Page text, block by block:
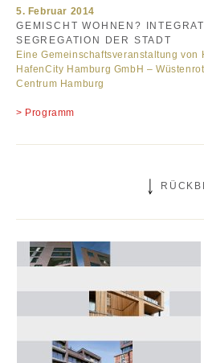
5. Februar 2014
GEMISCHT WOHNEN?
SEGREGATION DER STADT
Eine Gemeinschaftsveranstaltung von
HafenCity Hamburg GmbH –
Centrum Hamburg
> Programm